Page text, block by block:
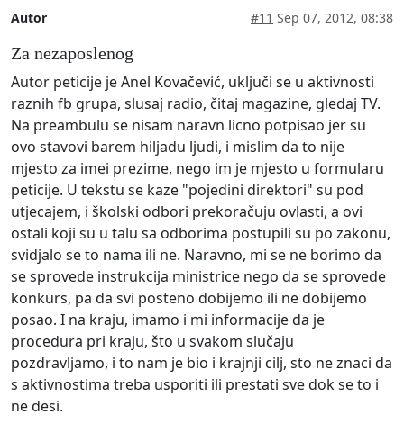
Autor #11 Sep 07, 2012, 08:38
Za nezaposlenog
Autor peticije je Anel Kovačević, uključi se u aktivnosti
raznih fb grupa, slusaj radio, čitaj magazine, gledaj TV.
Na preambulu se nisam naravn licno potpisao jer su
ovo stavovi barem hiljadu ljudi, i mislim da to nije
mjesto za imei prezime, nego im je mjesto u formularu
peticije. U tekstu se kaze "pojedini direktori" su pod
utjecajem, i školski odbori prekoračuju ovlasti, a ovi
ostali koji su u talu sa odborima postupili su po zakonu,
svidjalo se to nama ili ne. Naravno, mi se ne borimo da
se sprovede instrukcija ministrice nego da se sprovede
konkurs, pa da svi posteno dobijemo ili ne dobijemo
posao. I na kraju, imamo i mi informacije da je
procedura pri kraju, što u svakom slučaju
pozdravljamo, i to nam je bio i krajnji cilj, sto ne znaci da
s aktivnostima treba usporiti ili prestati sve dok se to i
ne desi.